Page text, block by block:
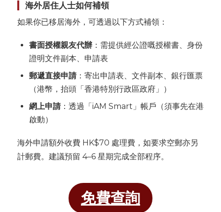
海外居住人士如何補領
如果你已移居海外，可透過以下方式補領：
書面授權親友代辦 ：需提供經公證嘅授權書、身份
證明文件副本、申請表
郵遞直接申請：寄出申請表、文件副本、銀行匯票
（港幣，抬頭「香港特別行政區政府」）
網上申請：透過「iAM Smart」帳戶（須事先在港
啟動）
海外申請額外收費 HK$70 處理費，如要求空郵亦另
計郵費。建議預留 4–6 星期完成全部程序。
免費查詢